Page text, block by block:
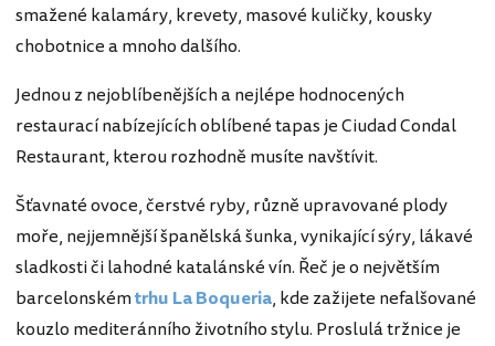
smažené kalamáry, krevety, masové kuličky, kousky
chobotnice a mnoho dalšího.
Jednou z nejoblíbenějších a nejlépe hodnocených
restaurací nabízejících oblíbené tapas je Ciudad Condal
Restaurant, kterou rozhodně musíte navštívit.
Šťavnaté ovoce, čerstvé ryby, různě upravované plody
moře, nejjemnější španělská šunka, vynikající sýry, lákavé
sladkosti či lahodné katalánské vín. Řeč je o největším
barcelonskémtrhu La Boqueria, kde zažijete nefalšované
kouzlo mediteránního životního stylu. Proslulá tržnice je